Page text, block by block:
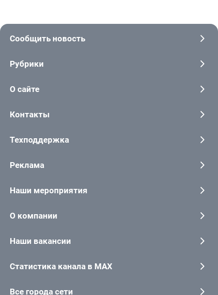
Сообщить новость
Рубрики
О сайте
Контакты
Техподдержка
Реклама
Наши мероприятия
О компании
Наши вакансии
Статистика канала в MAX
Все города сети